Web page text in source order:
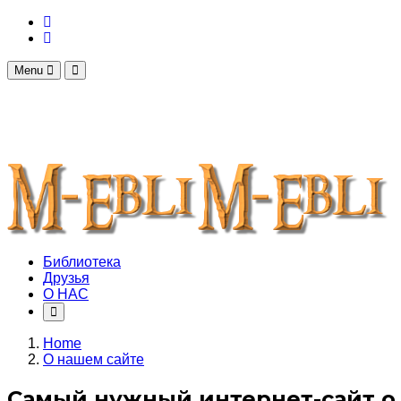
Menu
Библиотека
Друзья
О НАС
Home
О нашем сайте